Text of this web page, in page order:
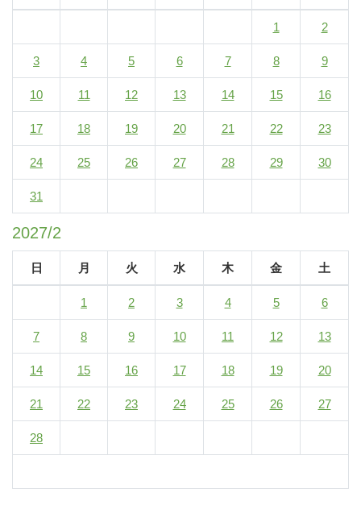
1
2
3
4 5 6 7 8
9
10
11 12 13 14 15
16
17
18 19 20 21 22
23
24
25 26 27 28 29
30
31
2027/2
日 月 火 水 木 金
土
1
2 3 4 5
6
7
8 9 10 11 12
13
14
15 16 17 18 19
20
21
22 23 24 25 26
27
28